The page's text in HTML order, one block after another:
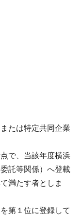
たは特定共同企業
で、当該年度横浜
託等関係）へ登載
満たす者としま
第１位に登録して